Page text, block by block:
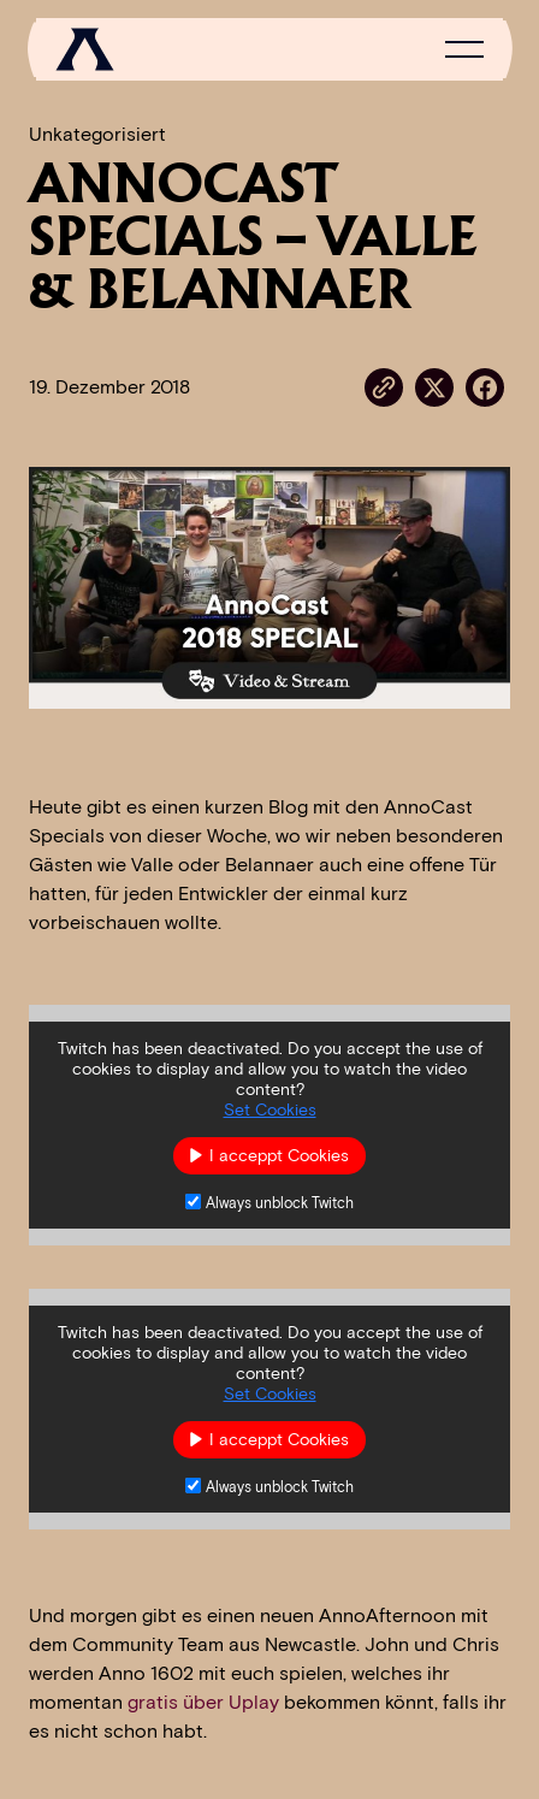
NEWS
SCROLL OF FAME
COMMUNITY
Unkategorisiert
ANNOCAST
SPECIALS – VALLE
& BELANNAER
19. Dezember 2018
Heute gibt es einen kurzen Blog mit den AnnoCast
Specials von dieser Woche, wo wir neben besonderen
Gästen wie Valle oder Belannaer auch eine offene Tür
hatten, für jeden Entwickler der einmal kurz
vorbeischauen wollte.
Twitch has been deactivated. Do you accept the use of
cookies to display and allow you to watch the video
content?
Set Cookies
I acceppt Cookies
Always unblock Twitch
Twitch has been deactivated. Do you accept the use of
cookies to display and allow you to watch the video
content?
Set Cookies
I acceppt Cookies
Always unblock Twitch
Und morgen gibt es einen neuen AnnoAfternoon mit
dem Community Team aus Newcastle. John und Chris
werden Anno 1602 mit euch spielen, welches ihr
momentan gratis über Uplay bekommen könnt, falls ihr
es nicht schon habt.